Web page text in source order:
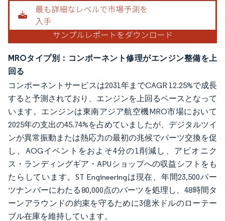
MROタイプ別：コンポーネント修理がエンジン整備を上
回る
コンポーネントサービスは2031年までCAGR 12.25%で成長
すると予測されており、エンジンを上回るペースとなって
います。エンジンは東南アジア航空機MRO市場において
2025年の支出の45.74%を占めていましたが、デジタルツイ
ンが異常振動または熱応力の最初の兆候でパーツ交換を促
し、AOGイベントをおよそ4分の1削減し、アビオニク
ス・ランディングギア・APUショップへの収益シフトをも
たらしています。ST Engineeringは現在、年間23,500パー
ツナンバーにわたる80,000点のパーツを処理し、48時間タ
ーンアラウンドの約束を守るために3億米ドルのローテー
ブル在庫を維持しています。